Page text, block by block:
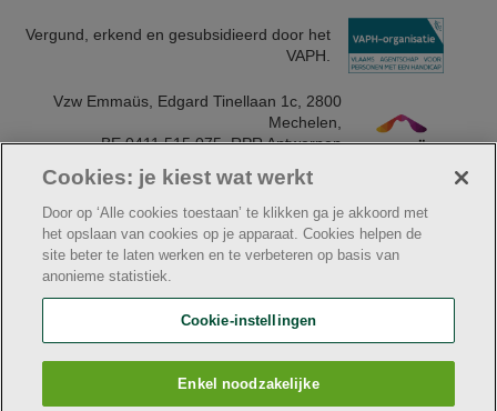
Vergund, erkend en gesubsidieerd door het
VAPH.
Vzw Emmaüs, Edgard Tinellaan 1c, 2800
Mechelen​,
BE 0411 515 075, RPR Antwerpen
© Klavier
Algemene aankoopvoorwaarden vzw Emmaüs
Cookie verklaring
Facturatiegegevens voor leveranciers
Webtoegankelijkheidsverklaring
Klavier maakt deel uit van
Maatschappelijke zetel Edgard Tinellaan 1c, 2800
Cookies: je kiest wat werkt
Door op ‘Alle cookies toestaan’ te klikken ga je akkoord met
het opslaan van cookies op je apparaat. Cookies helpen de
site beter te laten werken en te verbeteren op basis van
anonieme statistiek.
Cookie-instellingen
Enkel noodzakelijke